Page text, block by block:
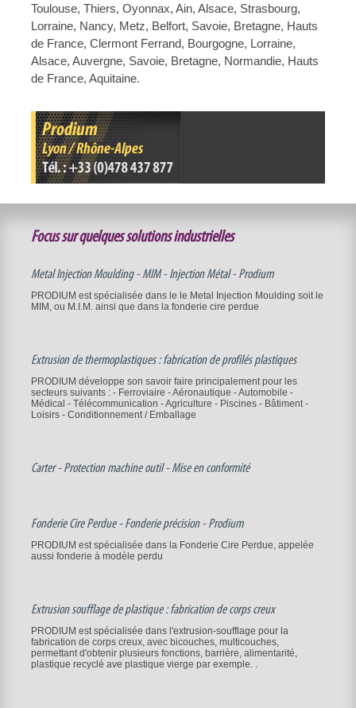
Toulouse, Thiers, Oyonnax, Ain, Alsace, Strasbourg,
Lorraine, Nancy, Metz, Belfort, Savoie, Bretagne, Hauts
de France, Clermont Ferrand, Bourgogne, Lorraine,
Alsace, Auvergne, Savoie, Bretagne, Normandie, Hauts
de France, Aquitaine.
Focus sur quelques solutions industrielles
Metal Injection Moulding - MIM - Injection Métal - Prodium
PRODIUM est spécialisée dans le le Metal Injection Moulding soit le
MIM, ou M.I.M. ainsi que dans la fonderie cire perdue
Extrusion de thermoplastiques : fabrication de profilés plastiques
PRODIUM développe son savoir faire principalement pour les
secteurs suivants : - Ferroviaire - Aéronautique - Automobile -
Médical - Télécommunication - Agriculture - Piscines - Bâtiment -
Loisirs - Conditionnement / Emballage
Carter - Protection machine outil - Mise en conformité
Fonderie Cire Perdue - Fonderie précision - Prodium
PRODIUM est spécialisée dans la Fonderie Cire Perdue, appelée
aussi fonderie à modèle perdu
Extrusion soufflage de plastique : fabrication de corps creux
PRODIUM est spécialisée dans l'extrusion-soufflage pour la
fabrication de corps creux, avec bicouches, multicouches,
permettant d'obtenir plusieurs fonctions, barrière, alimentarité,
plastique recyclé ave plastique vierge par exemple. .